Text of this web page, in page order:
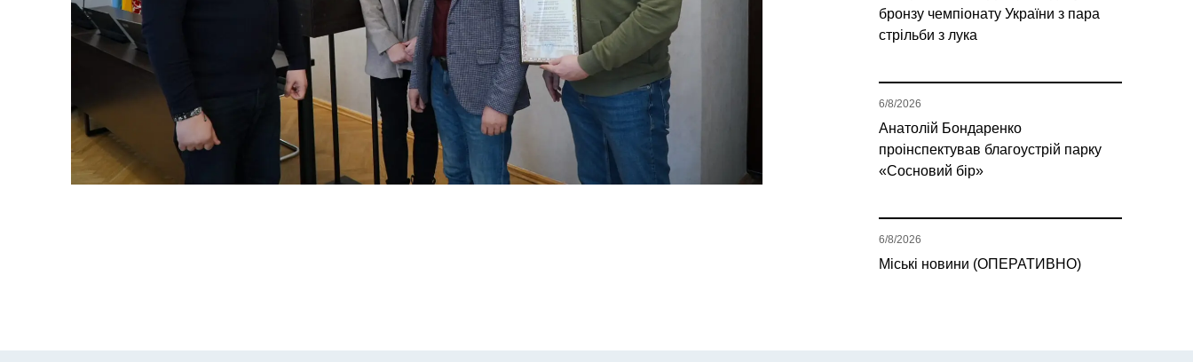
бронзу чемпіонату України з пара
стрільби з лука
Анатолій Бондаренко
проінспектував благоустрій парку
«Сосновий бір»
6/8/2026
Міські новини (ОПЕРАТИВНО)
6/8/2026